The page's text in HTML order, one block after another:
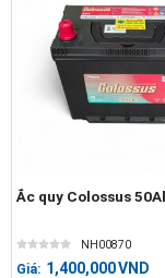
Ắc quy Colossus
NH00870
Giá: 1,400,000VND